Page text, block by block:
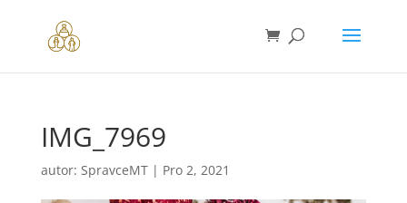
IMG_7969
autor: SpravceMT| Pro 2, 2021